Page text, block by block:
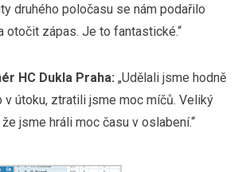
druhého poločasu se nám podařilo
otočit zápas. Je to fantastické.“
HC Dukla Praha: „Udělali jsme hodně
v útoku, ztratili jsme moc míčů. Veliký
jsme hráli moc času v oslabení.“